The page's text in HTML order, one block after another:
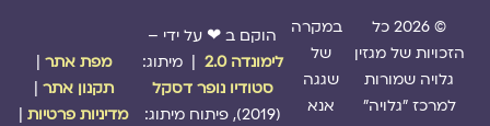
© 2026 כל
הזכויות של מגזין
גלויה שמורות
למרכז "גלויה"
במקרה
של
שגגה
אנא
הוקם ב ❤ על ידי –
לימונדה 2.0
| מיתוג:
סטודיו נופר דסקל
מפת אתר|
תקנון אתר|
מדיניות פרטיות|